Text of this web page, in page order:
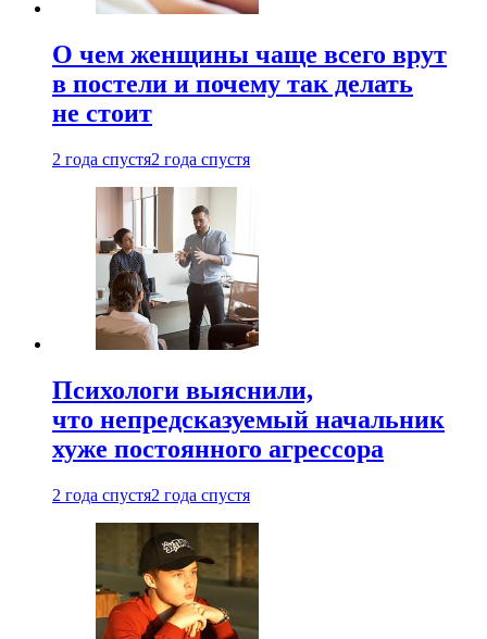
О чем женщины чаще всего врут
в постели и почему так делать
не стоит
2 года спустя2 года спустя
Психологи выяснили,
что непредсказуемый начальник
хуже постоянного агрессора
2 года спустя2 года спустя